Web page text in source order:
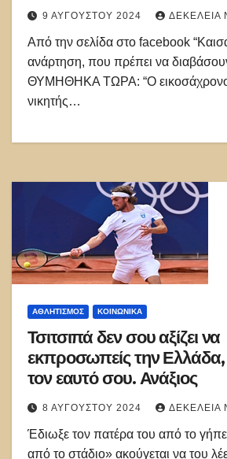
9 ΑΥΓΟΎΣΤΟΥ 2024 ΔΕΚΈΛΕΙΑ
Από την σελίδα στο facebook
ανάρτηση, που πρέπει να διαβάσουν
ΘΥΜΗΘΗΚΑ ΤΩΡΑ: “Ο
νικητής…
ΑΘΛΗΤΙΣΜΌΣ ΚΟΙΝΩΝΙΚΑ
Τσιτσιπά δεν σου αξίζει να
εκπροσωπείς την
τον εαυτό σου. Ανάξιος
8 ΑΥΓΟΎΣΤΟΥ 2024 ΔΕΚΈΛΕΙΑ
Έδιωξε τον πατέρα του από το
από το στάδιο» ακούγεται να του